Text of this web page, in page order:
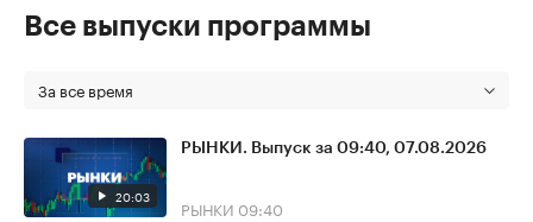
Все выпуски программы
За все время
20:03
РЫНКИ. Выпуск за 09:40, 07.08.2026
РЫНКИ 09:40